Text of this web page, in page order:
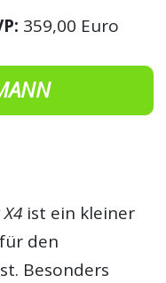
359,00 Euro
ist ein kleiner
den
Besonders